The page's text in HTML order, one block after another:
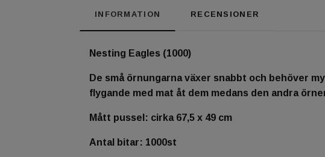
INFORMATION RECENSIONER
Nesting Eagles (1000)
De små örnungarna växer snabbt och behöver
flygande med mat åt dem medans den andra
Mått pussel: cirka 67,5 x 49 cm
Antal bitar: 1000st